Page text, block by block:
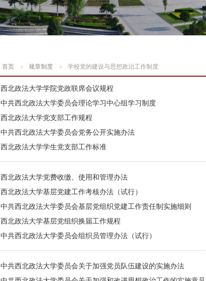
首页 规章制度 学校党的建设与思想政治工作制度
西北政法大学学院党政联席会议规程
中共西北政法大学委员会理论学习中心组学习制度
西北政法大学党支部工作规程
中共西北政法大学委员会党务公开实施办法
西北政法大学学生党支部工作标准
西北政法大学党费收缴、使用和管理办法
西北政法大学基层党建工作考核办法（试行）
中共西北政法大学委员会基层党组织党建工作责任制实施细则
西北政法大学基层党组织换届工作规程
中共西北政法大学委员会组织员管理办法（试行）
中共西北政法大学委员会关于加强党员队伍建设的实施办法